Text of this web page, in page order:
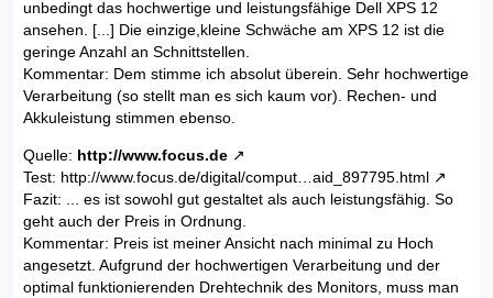
unbedingt das hochwertige und leistungsfähige Dell XPS 12
ansehen. [...] Die einzige,kleine Schwäche am XPS 12 ist die
geringe Anzahl an Schnittstellen.
Kommentar: Dem stimme ich absolut überein. Sehr hochwertige
Verarbeitung (so stellt man es sich kaum vor). Rechen- und
Akkuleistung stimmen ebenso.
Quelle: http://www.focus.de
Test: http://www.focus.de/digital/comput…aid_897795.html
Fazit: ... es ist sowohl gut gestaltet als auch leistungsfähig. So
geht auch der Preis in Ordnung.
Kommentar: Preis ist meiner Ansicht nach minimal zu Hoch
angesetzt. Aufgrund der hochwertigen Verarbeitung und der
optimal funktionierenden Drehtechnik des Monitors, muss man